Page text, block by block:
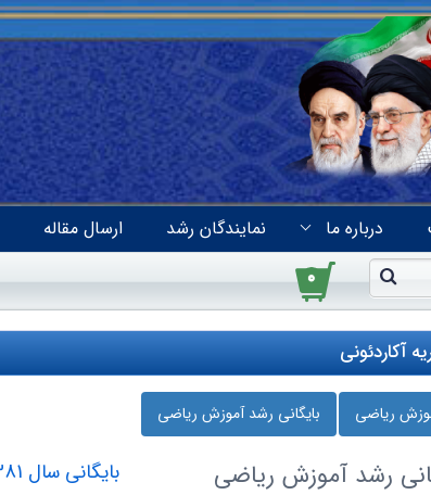
درباره ما نمایندگان رشد ارسال مقاله
۰
آکاردئونی
ریاضی بایگانی رشد آموزش ریاضی
رشد آموزش ریاضی بایگانی سال 1381